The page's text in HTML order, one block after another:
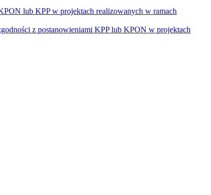
lub KPP w projektach realizowanych w ramach
z postanowieniami KPP lub KPON w projektach